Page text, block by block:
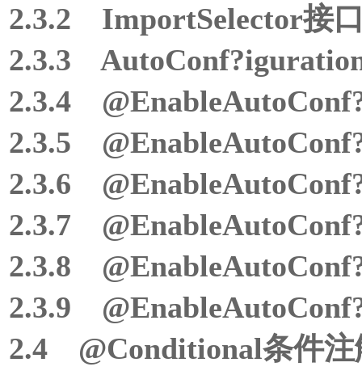
2.3.2 ImportSelector接
2.3.3
2.3.4
2.3.5
2.3.6
2.3.7
2.3.8
2.3.9
2.4 @Conditional条件